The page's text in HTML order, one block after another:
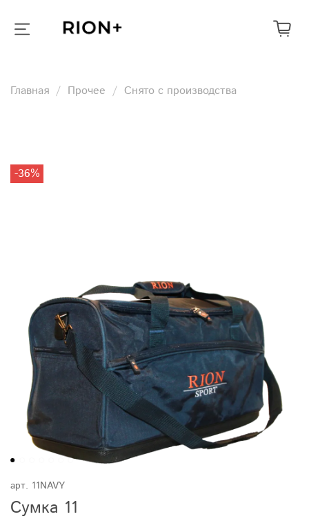
Главная Прочее Снято с производства
-36%
арт. 11NAVY
Сумка 11